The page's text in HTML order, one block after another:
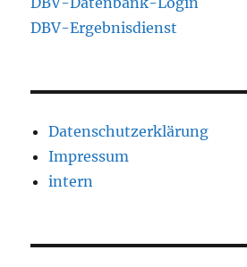
DBV-Ergebnisdienst
Datenschutzerklärung
Impressum
intern